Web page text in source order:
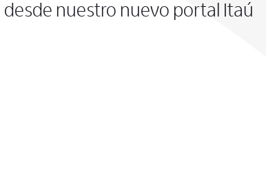
desde nuestro nuevo portal Itaú